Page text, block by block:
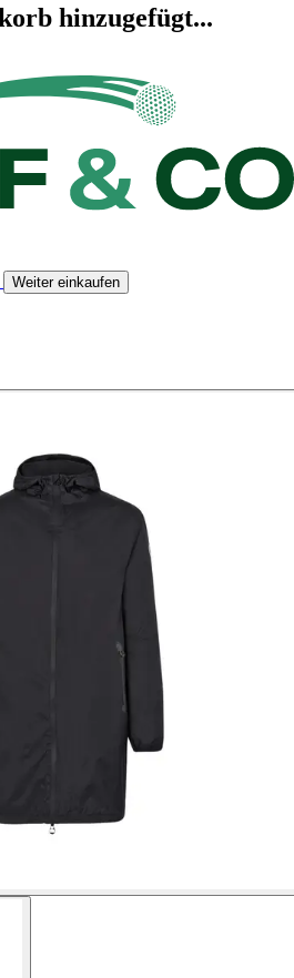
hinzugefügt...
Weiter einkaufen